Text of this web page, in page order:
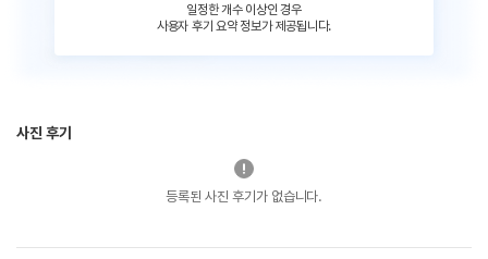
일정한 개수 이상인 경우
사용자 후기 요약 정보가 제공됩니다.
사진 후기
등록된 사진 후기가 없습니다.